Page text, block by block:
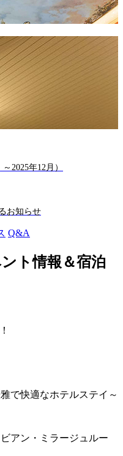
2025年12月）
お知らせ
Q&A
ト情報＆宿泊
！
で快適なホテルステイ～
アン・ミラージュルー